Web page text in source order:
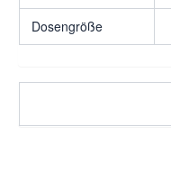
Dosengröße